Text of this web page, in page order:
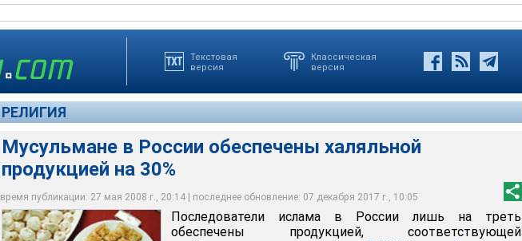
Текстовая
версия
Классическая
версия
РЕЛИГИЯ
Мусульмане в России обеспечены халяльной
продукцией на 30%
время публикации: 27 мая 2008 г., 20:14 | последнее обновление: 07 декабря 2017 г., 10:05
Мусульмане в России обеспечены халяльной продукцией на 30%
Архив NEWSru.com
Последователи ислама в России лишь на треть
обеспечены продукцией, соответствующей